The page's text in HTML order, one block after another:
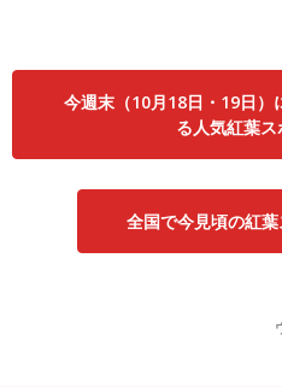
今週末（10月18日・19日）
る人気紅葉
全国で今見頃の紅